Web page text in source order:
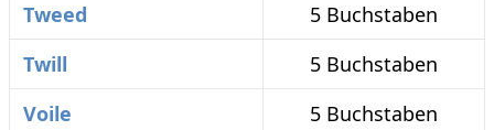
Tweed
5 Buchstaben
Twill
5 Buchstaben
Voile
5 Buchstaben